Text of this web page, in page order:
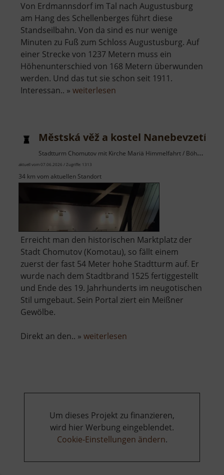
Von Erdmannsdorf im Tal nach Augustusburg
am Hang des Schellenberges führt diese
Standseilbahn. Von da sind es nur wenige
Minuten zu Fuß zum Schloss Augustusburg. Auf
einer Strecke von 1237 Metern muss ein
Höhenunterschied von 168 Metern überwunden
werden. Und das tut sie schon seit 1911.
Interessan.. » weiterlesen
Městská věž a kostel Nanebevzetí
Stadtturm Chomutov mit Kirche Mariä Himmelfahrt / Böhmisches Erzgebirge
aktuell vom 07.06.2026 / Zugriffe: 1313
34 km vom aktuellen Standort
Erreicht man den historischen Marktplatz der
Stadt Chomutov (Komotau), so fällt einem
zuerst der fast 54 Meter hohe Stadtturm auf. Er
wurde nach dem Stadtbrand 1525 fertiggestellt
und Ende des 19. Jahrhunderts im neugotischen
Stil umgebaut. Sein Portal ziert ein Meißner
Gewölbe.
Direkt an den.. » weiterlesen
Nanebevzetí
Marie
Um dieses Projekt zu finanzieren,
wird hier Werbung eingeblendet.
Cookie-Einstellungen ändern.